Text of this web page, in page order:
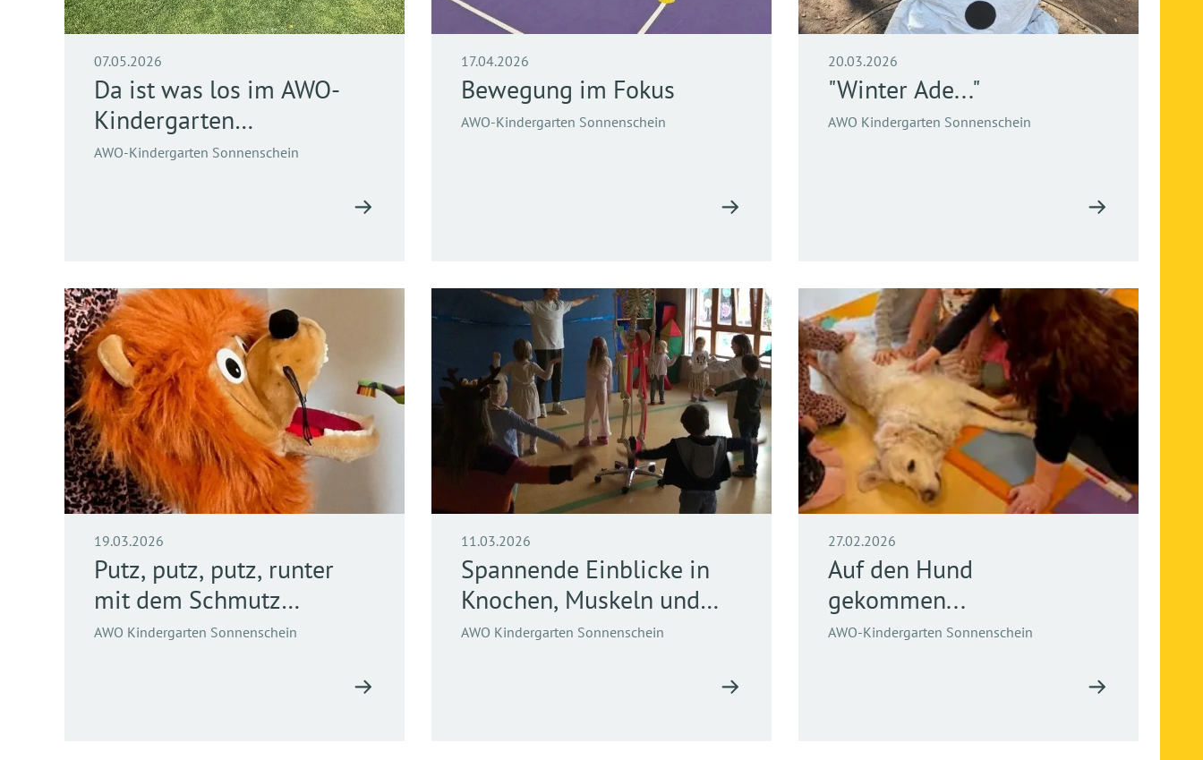
07.05.2026
Da ist was los im AWO-
Kindergarten
Sonnenschein…
AWO-Kindergarten Sonnenschein
17.04.2026
Bewegung im Fokus
AWO-Kindergarten Sonnenschein
20.03.2026
"Winter Ade..."
AWO Kindergarten Sonnenschein
19.03.2026
Putz, putz, putz, runter
mit dem Schmutz…
AWO Kindergarten Sonnenschein
11.03.2026
Spannende Einblicke in
Knochen, Muskeln und
Bewegung
AWO Kindergarten Sonnenschein
27.02.2026
Auf den Hund
gekommen...
AWO-Kindergarten Sonnenschein